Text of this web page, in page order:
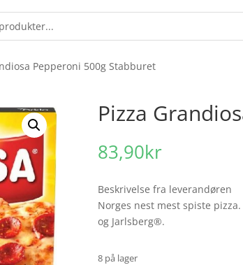
Pepperoni 500g Stabburet
Pizza
83,90kr
Beskrivelse fra leverandøren
Norges nest mest spiste
og Jarlsberg®.
8 på lager